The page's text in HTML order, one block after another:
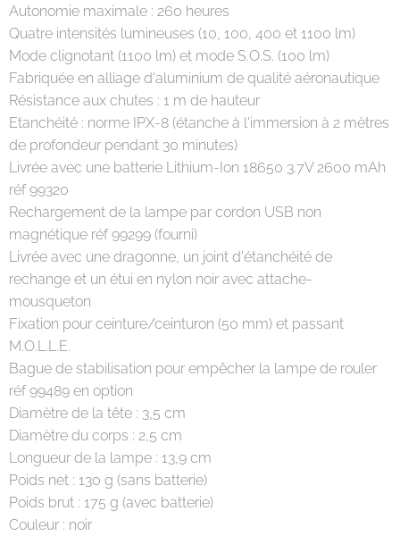
Autonomie maximale : 260 heures
Quatre intensités lumineuses (10, 100, 400 et 1100 lm)
Mode clignotant (1100 lm) et mode S.O.S. (100 lm)
Fabriquée en alliage d'aluminium de qualité aéronautique
Résistance aux chutes : 1 m de hauteur
Etanchéité : norme IPX-8 (étanche à l'immersion à 2 mètres
de profondeur pendant 30 minutes)
Livrée avec une batterie Lithium-Ion 18650 3.7V 2600 mAh
réf 99320
Rechargement de la lampe par cordon USB non
magnétique réf 99299 (fourni)
Livrée avec une dragonne, un joint d'étanchéité de
rechange et un étui en nylon noir avec attache-
mousqueton
Fixation pour ceinture/ceinturon (50 mm) et passant
M.O.L.L.E.
Bague de stabilisation pour empêcher la lampe de rouler
réf 99489 en option
Diamètre de la tête : 3,5 cm
Diamètre du corps : 2,5 cm
Longueur de la lampe : 13,9 cm
Poids net : 130 g (sans batterie)
Poids brut : 175 g (avec batterie)
Couleur : noir